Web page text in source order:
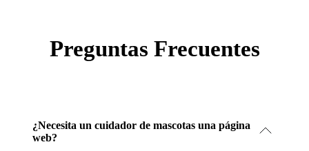
Preguntas Frecuentes
¿Necesita un cuidador de mascotas una página
web?